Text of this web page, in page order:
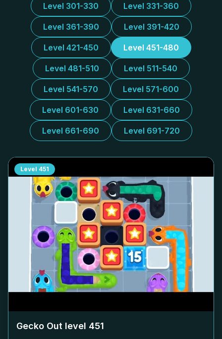
Level 301-330 Level 331-360
Level 361-390 Level 391-420
Level 421-450 Level 451-480
Level 481-510 Level 511-540
Level 541-570 Level 571-600
Level 601-630 Level 631-660
Level 661-690 Level 691-720
Level 451
Gecko Out level 451